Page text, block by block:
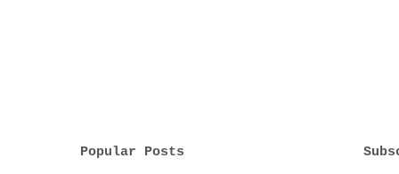
Popular Posts